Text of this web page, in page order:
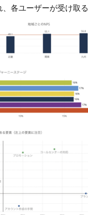
各ユーザーが受け取